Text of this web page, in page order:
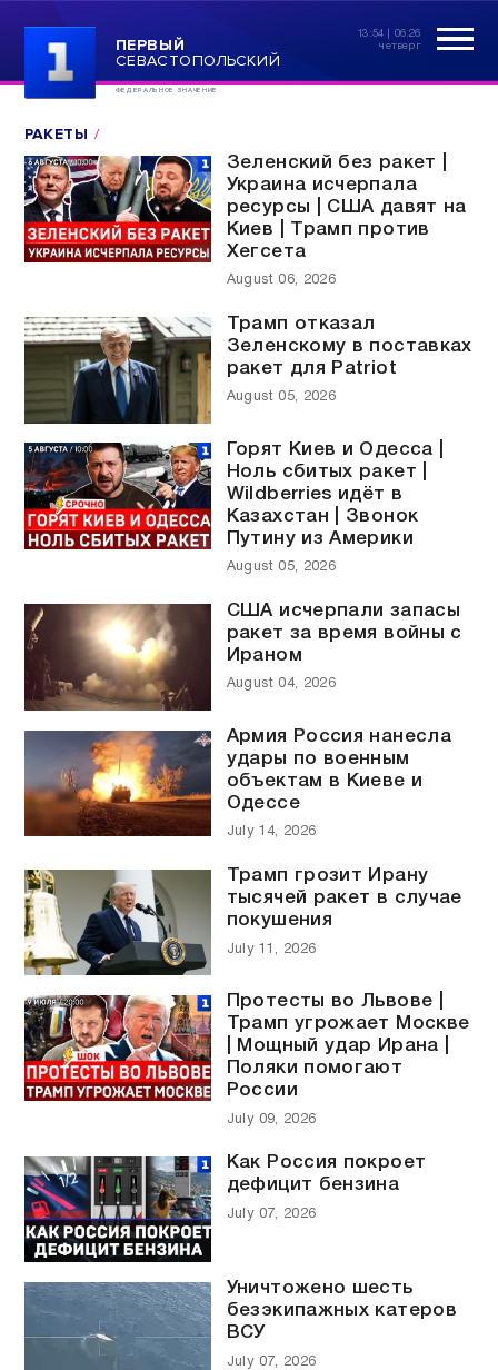
ПЕРВЫЙ
СЕВАСТОПОЛЬСКИЙ
ФЕДЕРАЛЬНОЕ ЗНАЧЕНИЕ
13:54 | 06.26
четверг
РАКЕТЫ
Зеленский без ракет |
Украина исчерпала
ресурсы | США давят на
Киев | Трамп против
Хегсета
August 06, 2026
Трамп отказал
Зеленскому в поставках
ракет для Patriot
August 05, 2026
Горят Киев и Одесса |
Ноль сбитых ракет |
Wildberries идёт в
Казахстан | Звонок
Путину из Америки
August 05, 2026
США исчерпали запасы
ракет за время войны с
Ираном
August 04, 2026
Армия Россия нанесла
удары по военным
объектам в Киеве и
Одессе
July 14, 2026
Трамп грозит Ирану
тысячей ракет в случае
покушения
July 11, 2026
Протесты во Львове |
Трамп угрожает Москве
| Мощный удар Ирана |
Поляки помогают
России
July 09, 2026
Как Россия покроет
дефицит бензина
July 07, 2026
Уничтожено шесть
безэкипажных катеров
ВСУ
July 07, 2026